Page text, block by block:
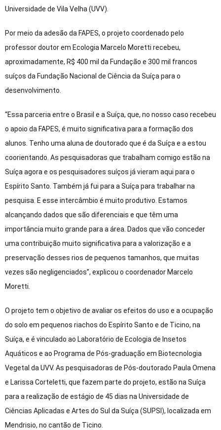
Universidade de Vila Velha (UVV).
Por meio da adesão da FAPES, o projeto coordenado pelo
professor doutor em Ecologia Marcelo Moretti recebeu,
aproximadamente, R$ 400 mil da Fundação e 300 mil francos
suíços da Fundação Nacional de Ciência da Suíça para o
desenvolvimento.
“Essa parceria entre o Brasil e a Suíça, que, no nosso caso recebeu
o apoio da FAPES, é muito significativa para a formação dos
alunos. Tenho uma aluna de doutorado que é da Suíça e a estou
coorientando. As pesquisadoras que trabalham comigo estão na
Suíça agora e os pesquisadores suíços já vieram aqui para o
Espírito Santo. Também já fui para a Suíça para trabalhar na
pesquisa. E esse intercâmbio é muito produtivo. Estamos
alcançando dados que são diferenciais e que têm uma
importância muito grande para a área. Dados que vão conceder
uma contribuição muito significativa para a valorização e a
preservação desses rios de pequenos tamanhos, que muitas
vezes são negligenciados”, explicou o coordenador Marcelo
Moretti.
O projeto tem o objetivo de avaliar os efeitos do uso e a ocupação
do solo em pequenos riachos do Espírito Santo e de Ticino, na
Suíça, e é vinculado ao Laboratório de Ecologia de Insetos
Aquáticos e ao Programa de Pós-graduação em Biotecnologia
Vegetal da UVV. As pesquisadoras de Pós-doutorado Paula Omena
e Larissa Corteletti, que fazem parte do projeto, estão na Suíça
para a realização de estágio de 45 dias na Universidade de
Ciências Aplicadas e Artes do Sul da Suíça (SUPSI), localizada em
Mendrisio, no cantão de Ticino.